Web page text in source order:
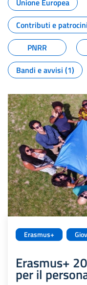
Unione Europea
Contributi e
PNRR
Bandi e avvisi (1)
Erasmus+
Erasmus+
per il